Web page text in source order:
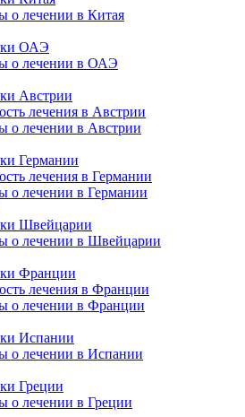
о лечении в Китая
ОАЭ
о лечении в ОАЭ
Австрии
лечения в Австрии
о лечении в Австрии
Германии
лечения в Германии
о лечении в Германии
Швейцарии
о лечении в Швейцарии
Франции
лечения в Франции
о лечении в Франции
Испании
о лечении в Испании
Греции
о лечении в Греции